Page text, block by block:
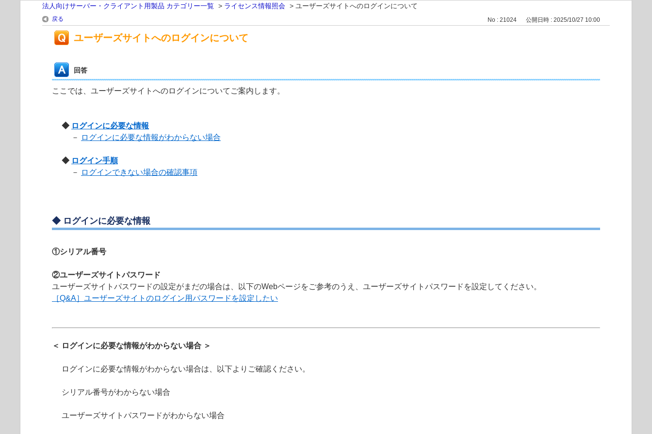
法人向けサーバー・クライアント用製品 カテゴリー一覧 > ライセンス情報照会 > ユーザーズサイトへのログインについて
戻る No : 21024 公開日時 : 2025/10/27 10:00
ユーザーズサイトへのログインについて
回答
ここでは、ユーザーズサイトへのログインについてご案内します。
◆ ログインに必要な情報
－
ログインに必要な情報がわからない場合
◆ ログイン手順
－
ログインできない場合の確認事項
◆ ログインに必要な情報
①シリアル番号
②ユーザーズサイトパスワード
ユーザーズサイトパスワードの設定がまだの場合は、以下のWebページをご参考のうえ、ユーザーズサイトパスワードを設定してください。
［Q&A］ユーザーズサイトのログイン用パスワードを設定したい
＜ ログインに必要な情報がわからない場合 ＞
ログインに必要な情報がわからない場合は、以下よりご確認ください。
シリアル番号がわからない場合
ユーザーズサイトパスワードがわからない場合